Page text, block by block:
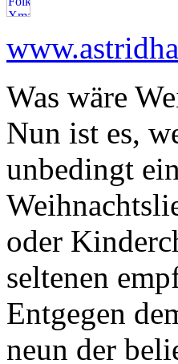
Was wäre
Nun ist es,
unbedingt
oder
seltenen
Entgegen
neun der